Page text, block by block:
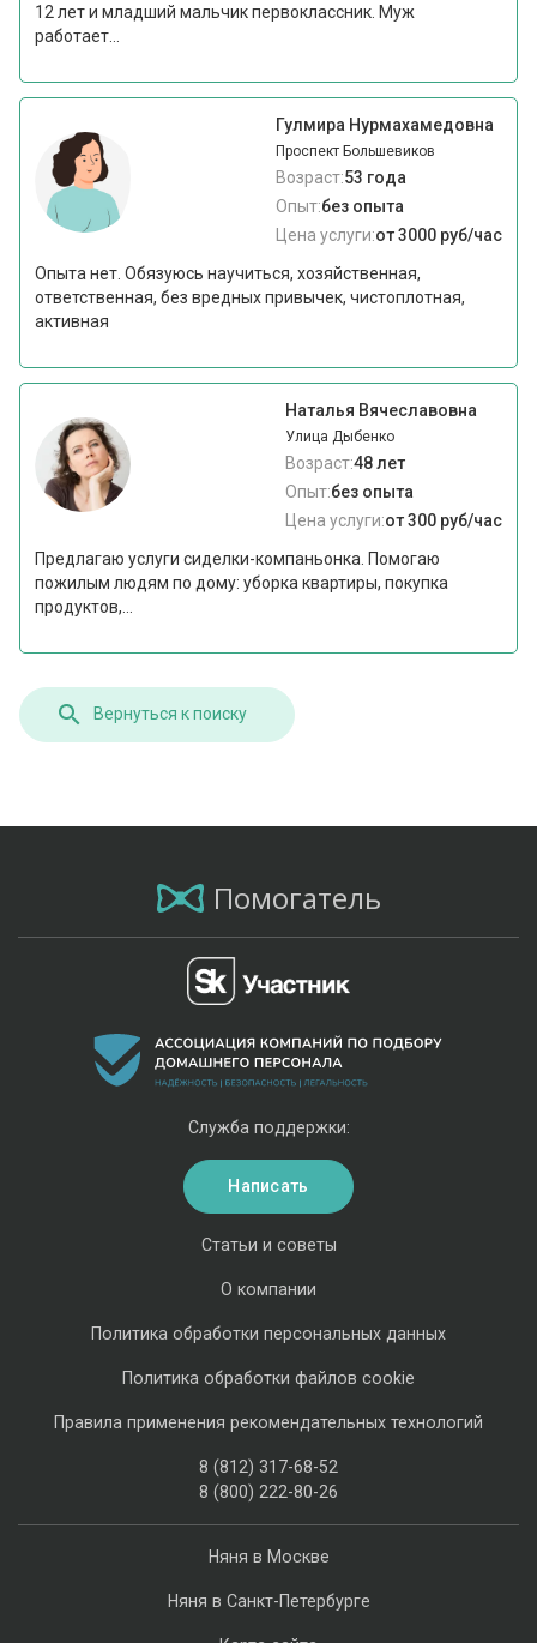
12 лет и младший мальчик первоклассник. Муж
работает...
Гулмира Нурмахамедовна
Проспект Большевиков
Возраст:53 года
Опыт:без опыта
Цена услуги:от 3000 руб/час
Опыта нет. Обязуюсь научиться, хозяйственная,
ответственная, без вредных привычек, чистоплотная,
активная
Наталья Вячеславовна
Улица Дыбенко
Возраст:48 лет
Опыт:без опыта
Цена услуги:от 300 руб/час
Предлагаю услуги сиделки-компаньонка. Помогаю
пожилым людям по дому: уборка квартиры, покупка
продуктов,...
Вернуться к поиску
Помогатель
Няня в Москве
Няня в Санкт-Петербурге
Статьи и советы
О компании
Политика обработки персональных данных
Политика обработки файлов cookie
Правила применения рекомендательных технологий
8 (812) 317-68-52
8 (800) 222-80-26
Служба поддержки:
Написать